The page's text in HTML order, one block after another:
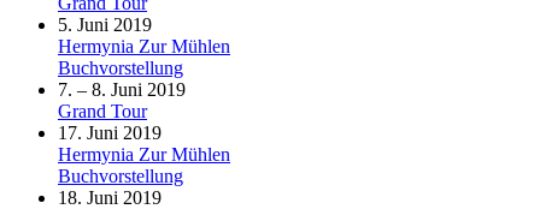
5. Juni 2019
Hermynia Zur Mühlen
Buchvorstellung
7. – 8. Juni 2019
Grand Tour
17. Juni 2019
Hermynia Zur Mühlen
Buchvorstellung
18. Juni 2019